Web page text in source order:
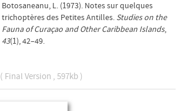
Botosaneanu, L. (1973). Notes sur quelques
trichoptères des Petites Antilles. Studies on the
Fauna of Curaçao and Other Caribbean Islands,
43(1), 42–49.
( Final Version , 597kb )